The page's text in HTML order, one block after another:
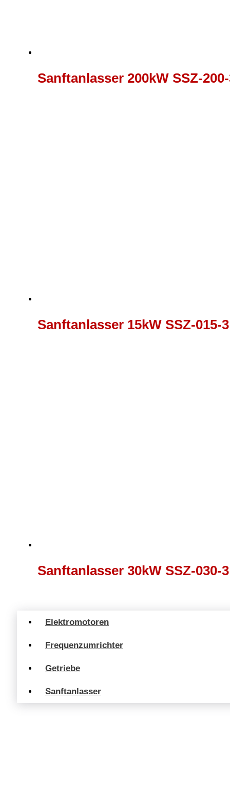
Elektromotoren
Frequenzumrichter
Getriebe
Sanftanlasser
Sanftanlasser 200kW SSZ-
Sanftanlasser 15kW SSZ-015-3
Sanftanlasser 30kW SSZ-030-3